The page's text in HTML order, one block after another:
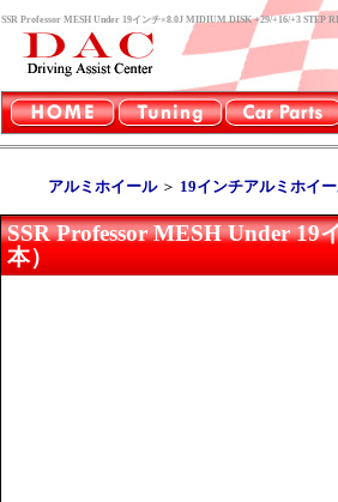
SSR Professor MESH Under 19インチ×8.0J MIDIUM DISK +29/+16/+3
アルミホイール＞ 19インチアルミホイ
SSR Professor MESH Under
本）